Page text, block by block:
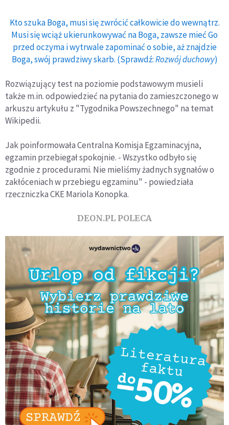
Kto szuka Boga, musi się zwrócić całkowicie do wewnątrz.
Musi się wciąż ukierunkowywać na Boga, zawsze mieć Go
przed oczyma i wytrwale zapominać o sobie, aż znajdzie
Boga, swój prawdziwy skarb. (Sprawdź:Rozwój duchowy)
Rozwiązujący test na poziomie podstawowym musieli
także m.in. odpowiedzieć na pytania do zamieszczonego w
arkuszu artykułu z "Tygodnika Powszechnego" na temat
Wikipedii.
Jak poinformowała Centralna Komisja Egzaminacyjna,
egzamin przebiegał spokojnie. - Wszystko odbyło się
zgodnie z procedurami. Nie mieliśmy żadnych sygnałów o
zakłóceniach w przebiegu egzaminu" - powiedziała
rzeczniczka CKE Mariola Konopka.
DEON.PL POLECA